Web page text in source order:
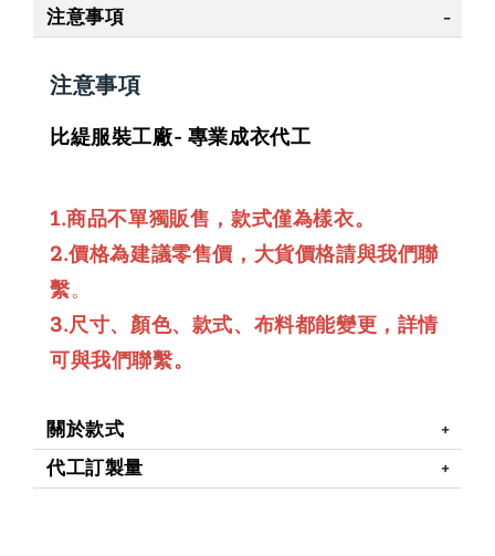
注意事項
注意事項
比緹服裝工廠- 專業成衣代工
1.商品不單獨販售，款式僅為樣衣。
2.價格為建議零售價，大貨價格請與我們聯
繫。
3.尺寸、顏色、款式、布料都能變更，詳情
可與我們聯繫。
關於款式
代工訂製量